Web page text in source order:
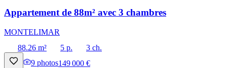
Appartement de 88m² avec 3 chambres
MONTELIMAR
88.26 m²
5 p.
3 ch.
9 photos149 000 €